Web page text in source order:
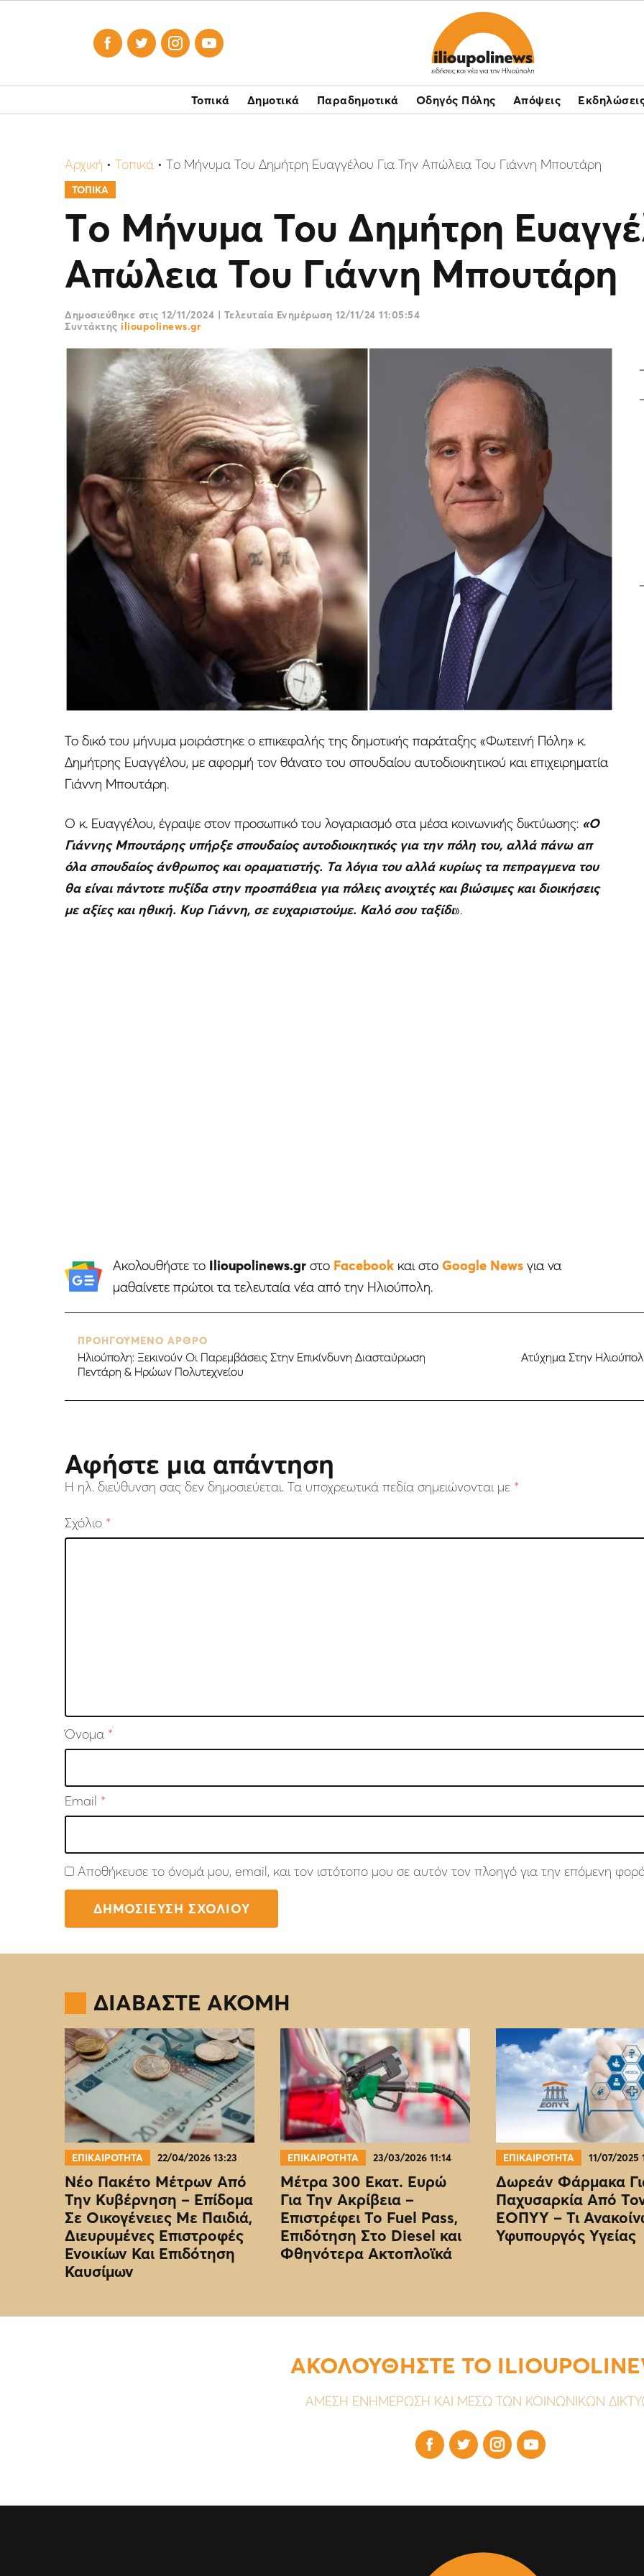
   
Τοπικά Δημοτικά Παραδημοτικά Οδηγός Πόλης Απόψεις
Αρχική • Τοπικά • Τo Μήνυμα Του Δημήτρη Ευαγγέλου Για Την Απώλεια Του Γιάννη Μπουτάρη
ΤΟΠΙΚΑ
Τo Μήνυμα Του Δημήτρη
Απώλεια Του Γιάννη Μπουτάρη
Δημοσιεύθηκε στις 12/11/2024 | Τελευταία Ενημέρωση 12/11/24 11:05:54
Συντάκτης ilioupolinews.gr
Το δικό του μήνυμα μοιράστηκε ο επικεφαλής της δημοτικής παράταξης «Φωτεινή Πόλη» κ.
Δημήτρης Ευαγγέλου, με αφορμή τον θάνατο του σπουδαίου αυτοδιοικητικού και επιχειρηματία
Γιάννη Μπουτάρη.
Ο κ. Ευαγγέλου, έγραψε στον προσωπικό του λογαριασμό στα μέσα κοινωνικής δικτύωσης: «Ο
Γιάννης Μπουτάρης υπήρξε σπουδαίος αυτοδιοικητικός για την πόλη του, αλλά πάνω απ
όλα σπουδαίος άνθρωπος και οραματιστής. Τα λόγια του αλλά κυρίως τα πεπραγμενα του
θα είναι πάντοτε πυξίδα στην προσπάθεια για πόλεις ανοιχτές και βιώσιμες και διοικήσεις
με αξίες και ηθική. Κυρ Γιάννη, σε ευχαριστούμε. Καλό σου ταξίδι».
Ακολουθήστε το Ilioupolinews.grστο Facebookκαι στο Google Newsγια να
μαθαίνετε πρώτοι τα τελευταία νέα από την Ηλιούπολη.
ΠΡΟΗΓΟΥΜΕΝΟ ΑΡΘΡΟ
Ηλιούπολη: Ξεκινούν Οι Παρεμβάσεις Στην Επικίνδυνη Διασταύρωση
Πεντάρη & Ηρώων Πολυτεχνείου
Ατύχημα Στην
Αφήστε μια απάντηση
Η ηλ. διεύθυνση σας δεν δημοσιεύεται. Τα υποχρεωτικά πεδία σημειώνονται με *
Σχόλιο *
Όνομα *
Email *
Αποθήκευσε το όνομά μου, email, και τον ιστότοπο μου σε αυτόν τον πλοηγό για την επόμενη
ΔΙΑΒΑΣΤΕ ΑΚΟΜΗ
ΕΠΙΚΑΙΡΟΤΗΤΑ 22/04/2026 13:23
Νέο Πακέτο Μέτρων Από
Την Κυβέρνηση – Επίδομα
Σε Οικογένειες Με Παιδιά,
Διευρυμένες Επιστροφές
Ενοικίων Και Επιδότηση
Καυσίμων
ΕΠΙΚΑΙΡΟΤΗΤΑ 23/03/2026 11:14
Μέτρα 300 Εκατ. Ευρώ
Για Την Ακρίβεια –
Επιστρέφει Το Fuel Pass,
Επιδότηση Στο Diesel και
Φθηνότερα Ακτοπλοϊκά
ΕΠΙΚΑΙΡΟΤΗΤΑ 11/07/2025
Δωρεάν Φάρμακα
Παχυσαρκία Από
EOΠΥΥ – Τι
Υφυπουργός Υγείας
ΑΚΟΛΟΥΘΗΣΤΕ ΤΟ
ΑΜΕΣΗ ΕΝΗΜΕΡΩΣΗ ΚΑΙ ΜΕΣΩ ΤΩΝ ΚΟΙΝΩΝΙΚΩΝ
   